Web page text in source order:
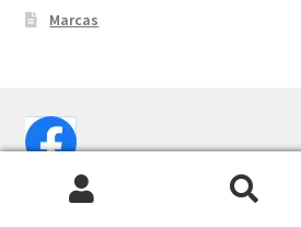
Marcas